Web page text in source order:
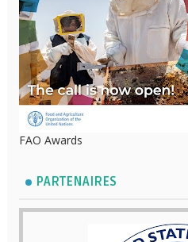
FAO Awards
PARTENAIRES